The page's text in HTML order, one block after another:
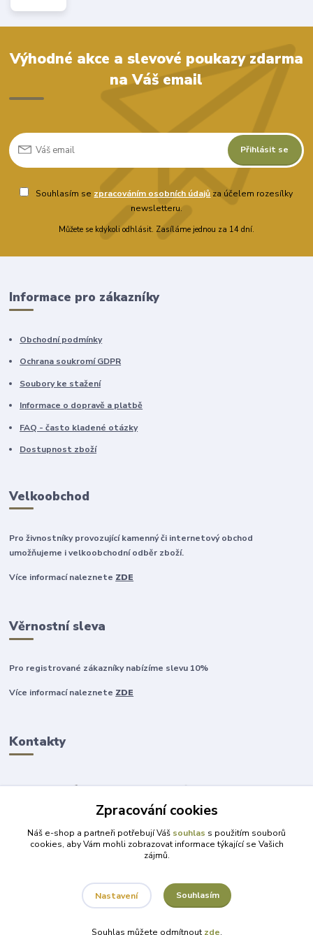
Výhodné akce a slevové poukazy zdarma
na Váš email
Přihlásit se
Souhlasím se zpracováním osobních údajů za účelem rozesílky
newsletteru.
Můžete se kdykoli odhlásit. Zasíláme jednou za 14 dní.
Informace pro zákazníky
Obchodní podmínky
Ochrana soukromí GDPR
Soubory ke stažení
Informace o dopravě a platbě
FAQ - často kladené otázky
Dostupnost zboží
Velkoobchod
Pro živnostníky provozující kamenný či internetový obchod
umožňujeme i velkoobchodní odběr zboží.
Více informací naleznete ZDE
Věrnostní sleva
Pro registrované zákazníky nabízíme slevu 10%
Více informací naleznete ZDE
Kontakty
+420 777 315 999
obchod@darky-pro-radost.cz
Zpracování cookies
Náš e-shop a partneři potřebují Váš souhlas s použitím souborů
cookies, aby Vám mohli zobrazovat informace týkající se Vašich
zájmů.
Nastavení Souhlasím
Souhlas můžete odmítnout zde.